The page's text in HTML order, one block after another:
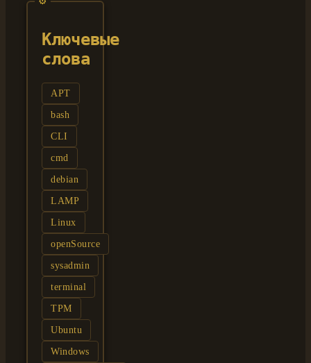
Ключевые
слова
APT
bash
CLI
cmd
debian
LAMP
Linux
openSource
sysadmin
terminal
TPM
Ubuntu
Windows